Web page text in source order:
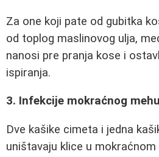
Za one koji pate od gubitka
od toplog maslinovog ulja,
nanosi pre pranja kose i
ispiranja.
3. Infekcije mokraćnog
Dve kašike cimeta i jedna
uništavaju klice u mokraćnom